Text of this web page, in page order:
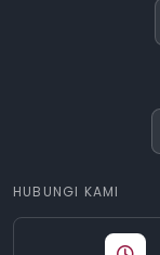
HUBUNGI KAMI